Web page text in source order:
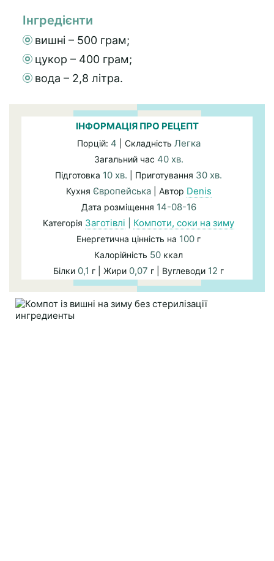
Інгредієнти
вишні – 500 грам;
цукор – 400 грам;
вода – 2,8 літра.
ІНФОРМАЦІЯ ПРО РЕЦЕПТ
Порцій: 4 | Складність Легка
Загальний час 40 хв.
Підготовка 10 хв. | Приготування 30 хв.
Кухня Європейська| Автор Denis
Дата розміщення 14-08-16
Категорія Заготівлі Компоти, соки на зиму
Енергетична цінність на 100 г
Калорійність 50 ккал
Білки 0,1 г | Жири 0,07 г | Вуглеводи 12 г